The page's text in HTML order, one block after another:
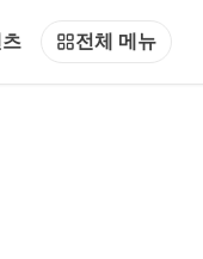
전체 메뉴